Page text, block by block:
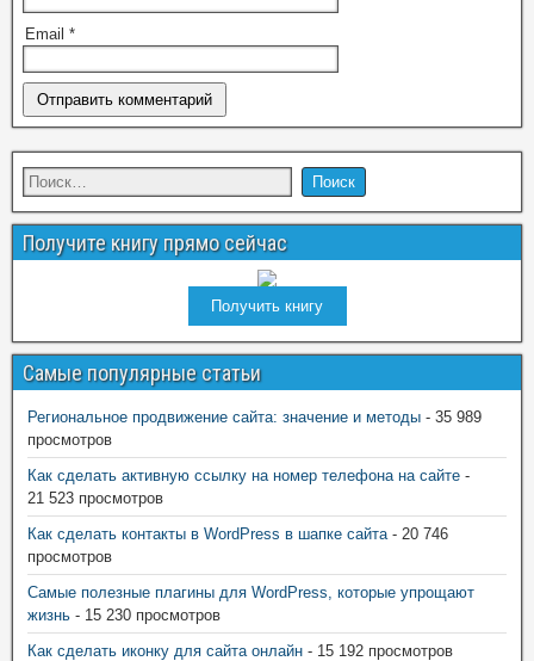
Email *
Получите книгу прямо сейчас
Получить книгу
Самые популярные статьи
Региональное продвижение сайта: значение и методы - 35 989
просмотров
Как сделать активную ссылку на номер телефона на сайте -
21 523 просмотров
Как сделать контакты в WordPress в шапке сайта- 20 746
просмотров
Самые полезные плагины для WordPress, которые упрощают
жизнь - 15 230 просмотров
Как сделать иконку для сайта онлайн - 15 192 просмотров